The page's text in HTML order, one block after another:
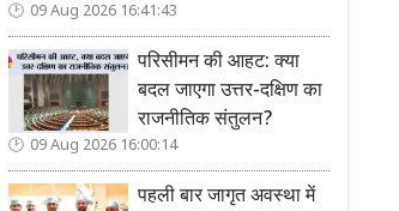
09 Aug 2026 16:41:43
परिसीमन की आहट: क्या
बदल जाएगा उत्तर-दक्षिण का
राजनीतिक संतुलन?
09 Aug 2026 16:00:14
पहली बार जागृत अवस्था में